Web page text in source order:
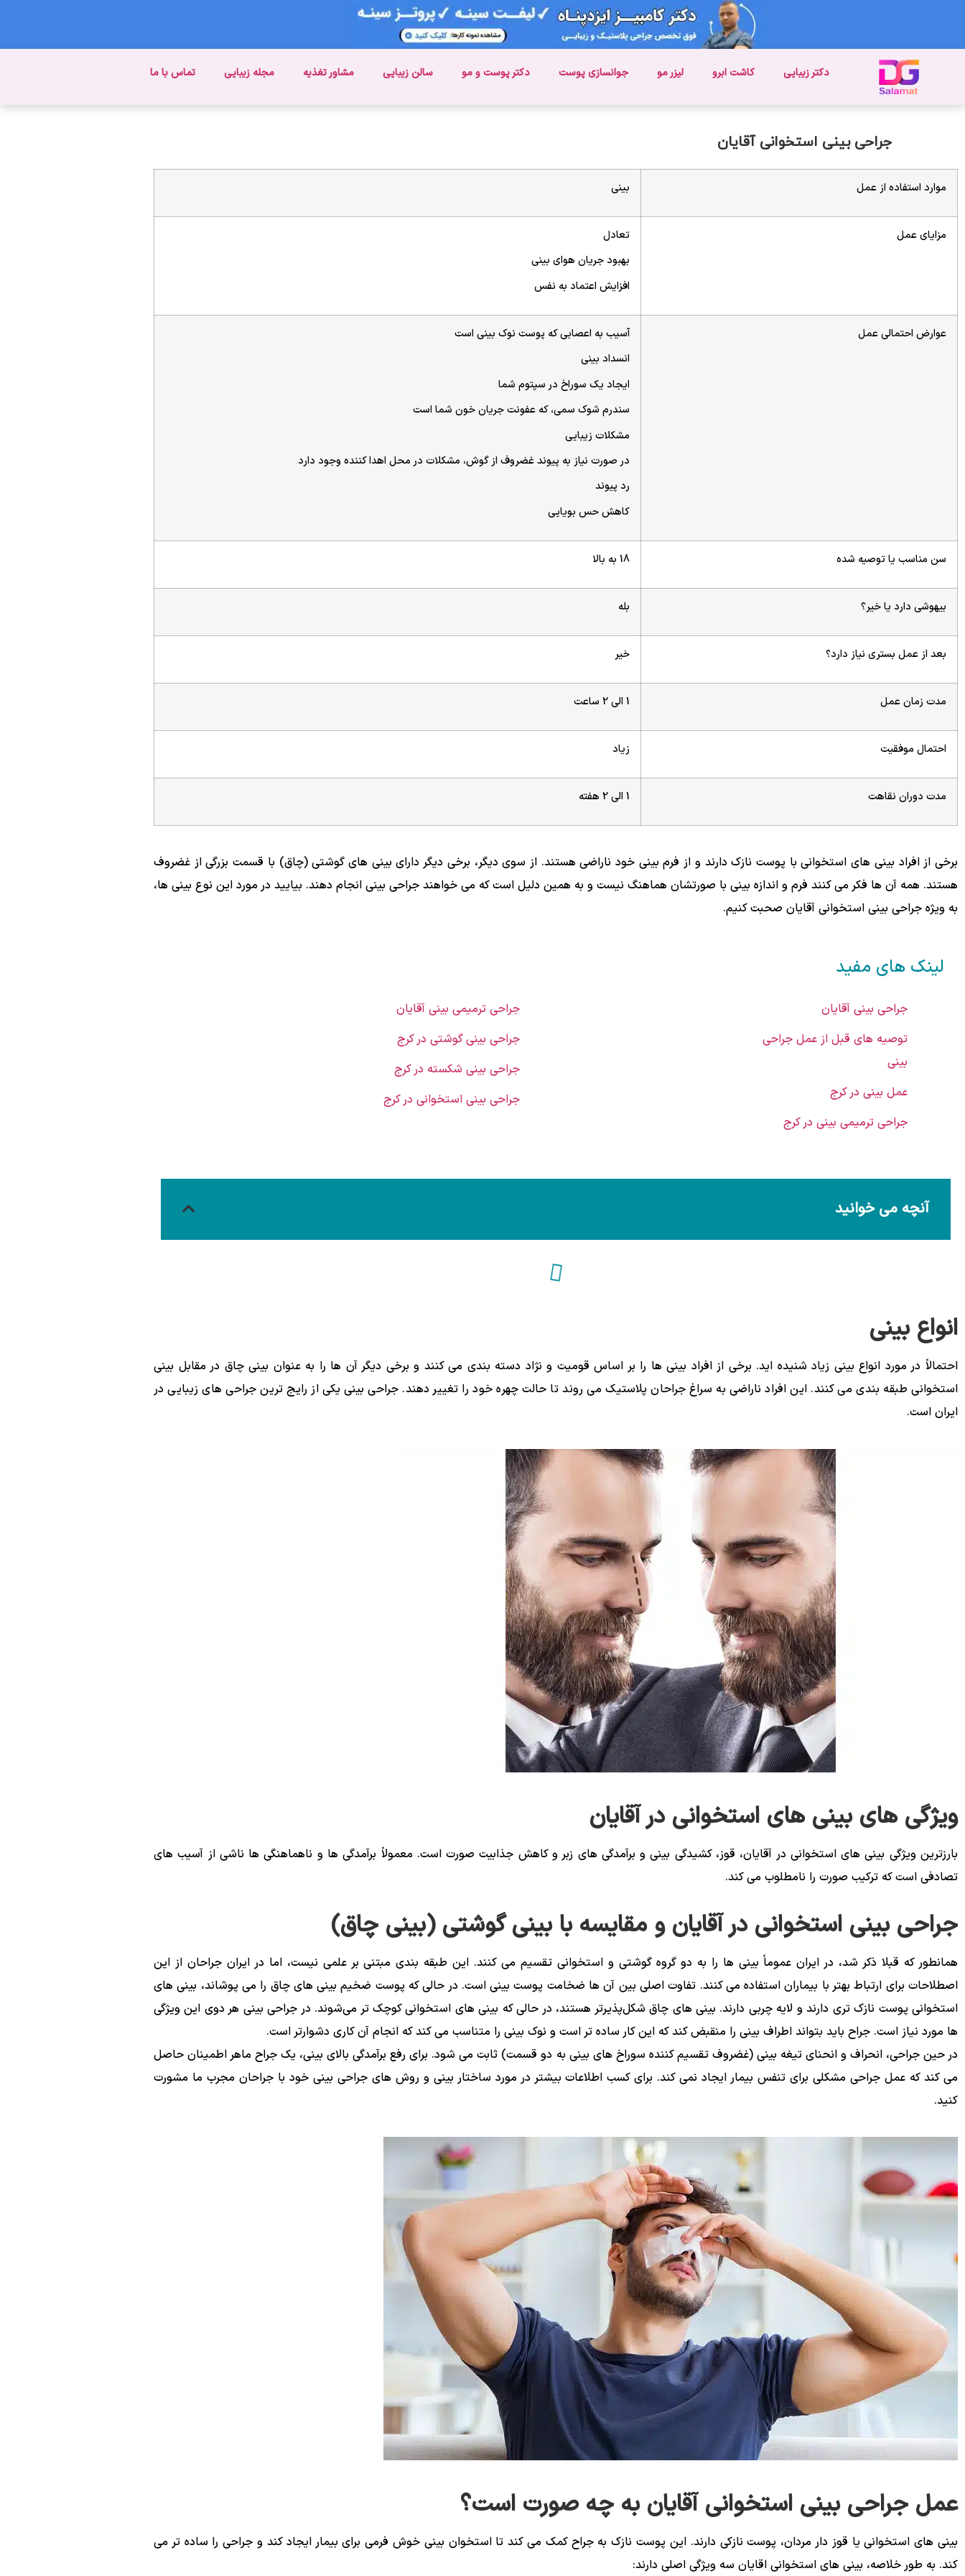
دکتر زیبایی کاشت ابرو لیزر مو جوانسازی پوست دکتر پوست و مو سالن زیبایی مشاور تغذیه مجله زیبایی تماس با ما
جراحی بینی استخوانی آقایان
موارد استفاده از عمل بینی
مزایای عمل
تعادل
بهبود جریان هوای بینی
افزایش اعتماد به نفس
عوارض احتمالی عمل
آسیب به اعصابی که پوست نوک بینی است
انسداد بینی
ایجاد یک سوراخ در سپتوم شما
سندرم شوک سمی، که عفونت جریان خون شما است
مشکلات زیبایی
در صورت نیاز به پیوند غضروف از گوش، مشکلات در محل اهدا کننده وجود دارد
رد پیوند
کاهش حس بویایی
سن مناسب یا توصیه شده 18 به بالا
بیهوشی دارد یا خیر؟ بله
بعد از عمل بستری نیاز دارد؟ خیر
مدت زمان عمل 1 الی 2 ساعت
احتمال موفقیت زیاد
مدت دوران نقاهت 1 الی 2 هفته
برخی از افراد بینی های استخوانی با پوست نازک دارند و از فرم بینی خود ناراضی هستند. از سوی دیگر، برخی دیگر دارای بینی های گوشتی (چاق) با قسمت بزرگی از غضروف
هستند. همه آن ها فکر می کنند فرم و اندازه بینی با صورتشان هماهنگ نیست و به همین دلیل است که می خواهند جراحی بینی انجام دهند. بیایید در مورد این نوع بینی ها،
به ویژه جراحی بینی استخوانی آقایان صحبت کنیم.
لینک های مفید
جراحی بینی آقایان
توصیه های قبل از عمل جراحی
بینی
عمل بینی در کرج
جراحی ترمیمی بینی در کرج
جراحی ترمیمی بینی آقایان
جراحی بینی گوشتی در کرج
جراحی بینی شکسته در کرج
جراحی بینی استخوانی در کرج
آنچه می خوانید
انواع بینی
احتمالاً در مورد انواع بینی زیاد شنیده اید. برخی از افراد بینی ها را بر اساس قومیت و نژاد دسته بندی می کنند و برخی دیگر آن ها را به عنوان بینی چاق در مقابل بینی
استخوانی طبقه بندی می کنند. این افراد ناراضی به سراغ جراحان پلاستیک می روند تا حالت چهره خود را تغییر دهند. جراحی بینی یکی از رایج ترین جراحی های زیبایی در
ایران است.
ویژگی های بینی های استخوانی در آقایان
بارزترین ویژگی بینی های استخوانی در آقایان، قوز، کشیدگی بینی و برآمدگی های زبر و کاهش جذابیت صورت است. معمولاً برآمدگی‌ ها و ناهماهنگی ‌ها ناشی از آسیب‌ های
تصادفی است که ترکیب صورت را نامطلوب می کند.
جراحی بینی استخوانی در آقایان و مقایسه با بینی گوشتی (بینی چاق)
همانطور که قبلا ذکر شد، در ایران عموماً بینی ها را به دو گروه گوشتی و استخوانی تقسیم می کنند. این طبقه بندی مبتنی بر علمی نیست، اما در ایران جراحان از این
اصطلاحات برای ارتباط بهتر با بیماران استفاده می کنند. تفاوت اصلی بین آن ها ضخامت پوست بینی است. در حالی که پوست ضخیم بینی های چاق را می پوشاند، بینی های
استخوانی پوست نازک تری دارند و لایه چربی دارند. بینی ‌های چاق شکل‌پذیرتر هستند، در حالی که بینی‌ های استخوانی کوچک ‌تر می‌شوند. در جراحی بینی هر دوی این ویژگی
ها مورد نیاز است. جراح باید بتواند اطراف بینی را منقبض کند که این کار ساده ‌تر است و نوک بینی را متناسب می کند که انجام آن کاری دشوارتر است.
در حین جراحی، انحراف و انحنای تیغه بینی (غضروف تقسیم کننده سوراخ های بینی به دو قسمت) ثابت می شود. برای رفع برآمدگی بالای بینی، یک جراح ماهر اطمینان حاصل
می کند که عمل جراحی مشکلی برای تنفس بیمار ایجاد نمی کند. برای کسب اطلاعات بیشتر در مورد ساختار بینی و روش های جراحی بینی خود با جراحان مجرب ما مشورت
کنید.
عمل جراحی بینی استخوانی آقایان به چه صورت است؟
بینی های استخوانی یا قوز دار مردان، پوست نازکی دارند. این پوست نازک به جراح کمک می کند تا استخوان بینی خوش فرمی برای بیمار ایجاد کند و جراحی را ساده تر می
کند. به طور خلاصه، بینی های استخوانی اقایان سه ویژگی اصلی دارند: